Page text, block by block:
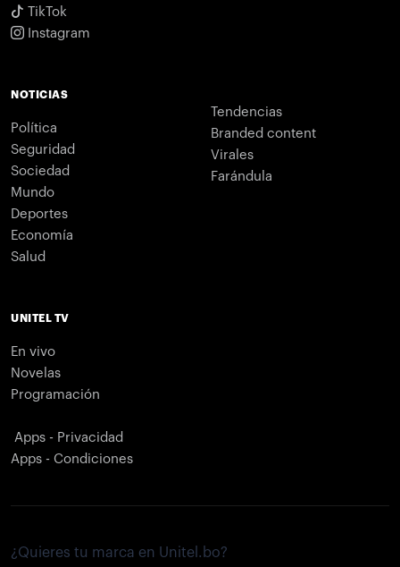
TikTok
Instagram
NOTICIAS
Política
Seguridad
Sociedad
Mundo
Deportes
Economía
Salud
Tendencias
Branded content
Virales
Farándula
UNITEL TV
En vivo
Novelas
Programación
Apps - Privacidad
Apps - Condiciones
¿Quieres tu marca en Unitel.bo?